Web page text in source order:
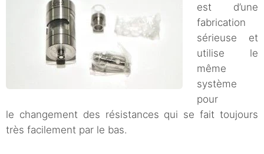
est d’une
fabrication
sérieuse et
utilise le
même
système
pour
le changement des résistances qui se fait toujours
très facilement par le bas.